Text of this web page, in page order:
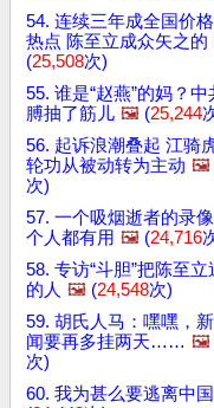
54. 连续三年成全国价
热点 陈至立成众矢之的
(25,508次)
55. 谁是“赵燕”的妈？
膊抽了筋儿 🖼️ (25,244
56. 起诉浪潮叠起 江骑
轮功从被动转为主动 🖼️
次)
57. 一个吸烟逝者的录
个人都有用 🖼️ (24,716
58. 专访“斗胆”把陈至立
的人 🖼️ (24,548次)
59. 胡氏人马：嘿嘿，
闻要再多挂两天…… 🖼️
次)
60. 我为甚么要逃离中国